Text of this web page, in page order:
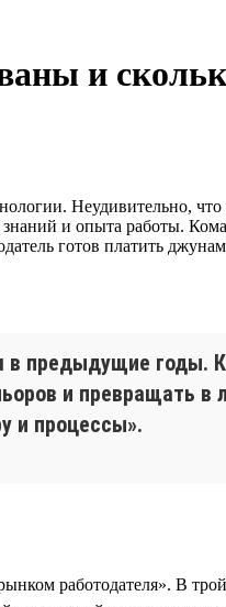
и
Неудивительно,
и опыта работы.
готов платить
предыдущие годы.
и превращать
и процессы».
работодателя». В